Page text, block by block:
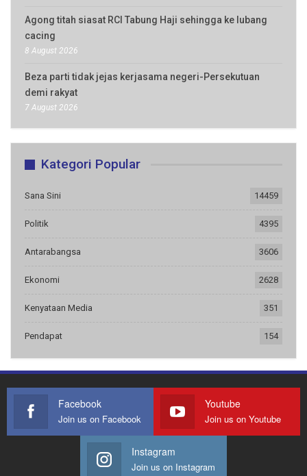
Agong titah siasat RCI Tabung Haji sehingga ke lubang
cacing
8 August 2026
Beza parti tidak jejas kerjasama negeri-Persekutuan
demi rakyat
7 August 2026
Kategori Popular
Sana Sini 14459
Politik 4395
Antarabangsa 3606
Ekonomi 2628
Kenyataan Media 351
Pendapat 154
Facebook
Join us on Facebook
Youtube
Join us on Youtube
Instagram
Join us on Instagram